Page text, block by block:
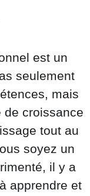
est un
seulement
mais
de croissance
tout au
soyez un
il y a
apprendre et